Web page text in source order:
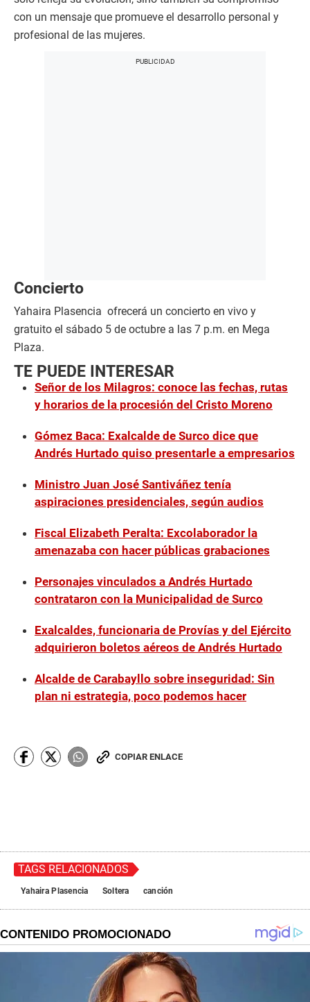
con un mensaje que promueve el desarrollo personal y
profesional de las mujeres.
Concierto
Yahaira Plasencia ofrecerá un concierto en vivo y
gratuito el sábado 5 de octubre a las 7 p.m. en Mega
Plaza.
TE PUEDE INTERESAR
Señor de los Milagros: conoce las fechas, rutas
y horarios de la procesión del Cristo Moreno
Gómez Baca: Exalcalde de Surco dice que
Andrés Hurtado quiso presentarle a empresarios
Ministro Juan José Santiváñez tenía
aspiraciones presidenciales, según audios
Fiscal Elizabeth Peralta: Excolaborador la
amenazaba con hacer públicas grabaciones
Personajes vinculados a Andrés Hurtado
contrataron con la Municipalidad de Surco
Exalcaldes, funcionaria de Provías y del Ejército
adquirieron boletos aéreos de Andrés Hurtado
Alcalde de Carabayllo sobre inseguridad: Sin
plan ni estrategia, poco podemos hacer
COPIAR ENLACE
TAGS RELACIONADOS
Yahaira Plasencia Soltera canción